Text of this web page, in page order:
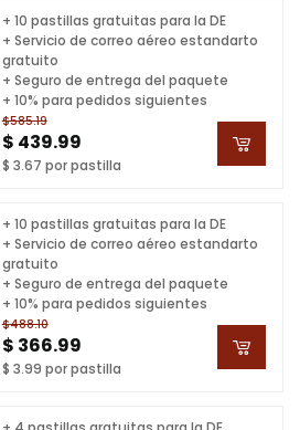
$585.19
$ 439.99
$ 3.67 por pastilla
+ 10 pastillas gratuitas para la DE
+ Servicio de correo aéreo estandarto
gratuito
+ Seguro de entrega del paquete
+ 10% para pedidos siguientes
$488.10
$ 366.99
$ 3.99 por pastilla
+ 10 pastillas gratuitas para la DE
+ Servicio de correo aéreo estandarto
gratuito
+ Seguro de entrega del paquete
+ 10% para pedidos siguientes